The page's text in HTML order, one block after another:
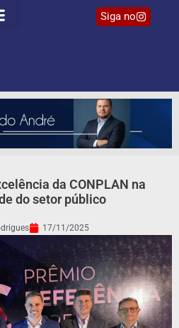
Siga no
da CONPLAN na
do setor público
17/11/2025